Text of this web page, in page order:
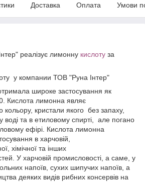
Доставка Оплата Умови
реалізує лимонну кислоту за
у компании ТОВ "Руна Інтер"
широке застосування як
Кислота лимонна являє
кристали якого без запаху,
воді та в етиловому спирті, але погано
ефірі. Кислота лимонна
в харчовій,
хімічної та інших
У харчовій промисловості, а саме, у
напоїв, сухих шипучих напоїв, а
деяких видів рибних консервів на